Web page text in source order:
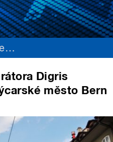
…
Digris
město Bern